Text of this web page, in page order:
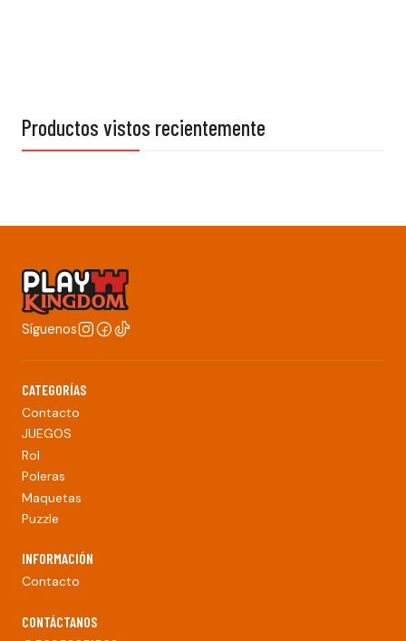
Productos vistos recientemente
Síguenos
CATEGORÍAS
Contacto
JUEGOS
Rol
Poleras
Maquetas
Puzzle
INFORMACIÓN
Contacto
CONTÁCTANOS